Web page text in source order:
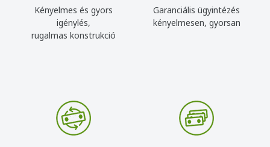
Kényelmes és gyors
igénylés,
rugalmas konstrukció
Garanciális ügyintézés
kényelmesen, gyorsan